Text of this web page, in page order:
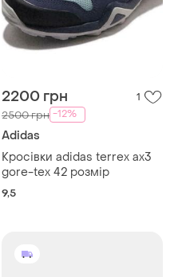
2200 грн 1
2500 грн -12%
Adidas
Кросівки adidas terrex ax3
gore-tex 42 розмір
9,5